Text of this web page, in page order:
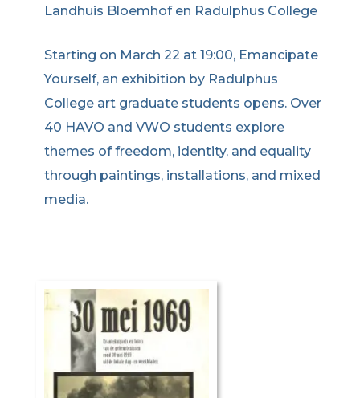
Landhuis Bloemhof en Radulphus College
Starting on March 22 at 19:00, Emancipate
Yourself, an exhibition by Radulphus
College art graduate students opens. Over
40 HAVO and VWO students explore
themes of freedom, identity, and equality
through paintings, installations, and mixed
media.